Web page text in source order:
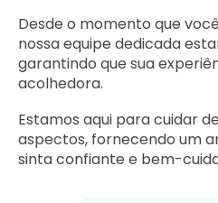
Desde o momento que
nossa equipe dedicada
garantindo que sua
acolhedora.
Estamos aqui para cuidar
aspectos, fornecendo um
sinta confiante e bem-